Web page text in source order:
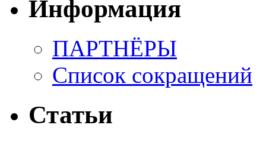
Информация
ПАРТНЁРЫ
Список сокращений
Статьи